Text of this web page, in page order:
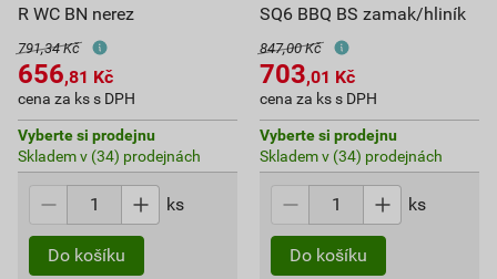
R WC BN nerez
791,34 Kč
656,81 Kč
cena za ks s DPH
Vyberte si prodejnu
Skladem v (34) prodejnách
ks
Do košíku
SQ6 BBQ BS zamak/hliník
847,00 Kč
703,01 Kč
cena za ks s DPH
Vyberte si prodejnu
Skladem v (34) prodejnách
ks
Do košíku